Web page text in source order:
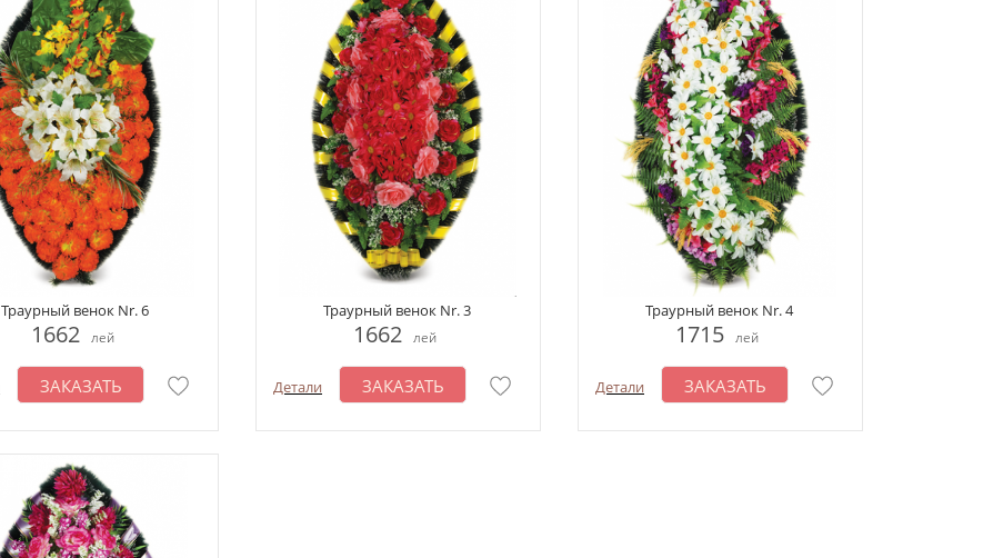
Траурный венок Nr. 6
1662 лей
ЗАКАЗАТЬ
Траурный венок Nr. 3
1662 лей
Детали ЗАКАЗАТЬ
Траурный венок Nr. 4
1715 лей
Детали ЗАКАЗАТЬ